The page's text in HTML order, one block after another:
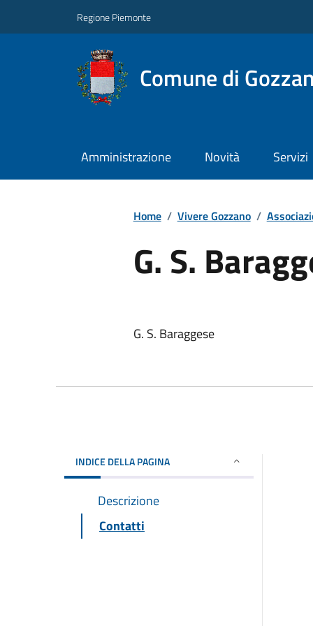
Regione Piemonte
Comune di
Amministrazione Novità Servizi
Home / Vivere Gozzano /
G. S.
G. S. Baraggese
INDICE DELLA PAGINA
Descrizione
Contatti